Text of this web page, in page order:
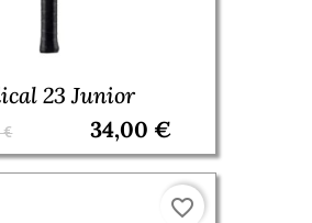
23 Junior
€ 34,00 €
favorite_border